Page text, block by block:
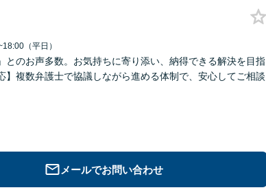
（平日）
とのお声多数。お気持ちに寄り添い、納得できる解決を目指
複数弁護士で協議しながら進める体制で、安心してご相談
メールでお問い合わせ